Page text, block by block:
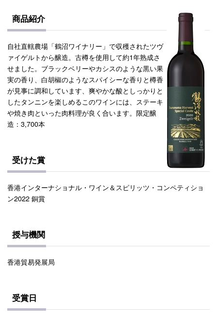
商品紹介
自社直轄農場「鶴沼ワイナリー」で収穫されたツヴ
ァイゲルトから醸造。古樽を使用して約1年熟成さ
せました。ブラックベリーやカシスのような黒い果
実の香り、白胡椒のようなスパイシーな香りと樽香
が見事に調和しています、爽やかな酸としっかりと
したタンニンを楽しめるこのワインには、ステーキ
や焼き肉といった肉料理が良く合います。限定醸
造：3,700本
受けた賞
香港インターナショナル・ワイン＆スピリッツ・コンペティショ
ン2022 銅賞
授与機関
香港貿易発展局
受賞日